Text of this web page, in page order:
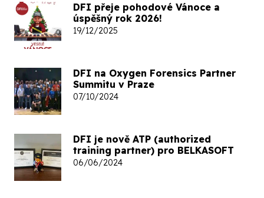
DFI přeje pohodové Vánoce a
úspěšný rok 2026!
19/12/2025
DFI na Oxygen Forensics Partner
Summitu v Praze
07/10/2024
DFI je nově ATP (authorized
training partner) pro BELKASOFT
06/06/2024